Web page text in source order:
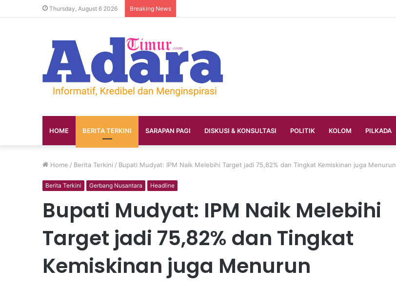
Thursday, August 6 2026 Breaking News
HOME BERITA TERKINI SARAPAN PAGI DISKUSI & KONSULTASI POLITIK KOLOM PILKADA
Home / Berita Terkini / Bupati Mudyat: IPM Naik Melebihi Target jadi 75,82% dan Tingkat Kemiskinan juga Menurun
Berita Terkini Gerbang Nusantara Headline
Bupati Mudyat: IPM Naik Melebihi
Target jadi 75,82% dan Tingkat
Kemiskinan juga Menurun